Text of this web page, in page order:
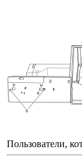
Пользователи,